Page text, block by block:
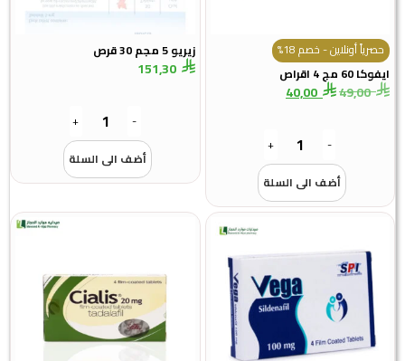
حصرياً أونلاين - خصم 18%
60 مج 4 اقراص
49,00
40,00
أضف الى السلة
زيريو 5 مجم 30 قرص
151,30
أضف الى السلة